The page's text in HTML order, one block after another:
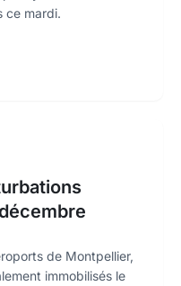
ce mardi.
de Montpellier,
immobilisés le